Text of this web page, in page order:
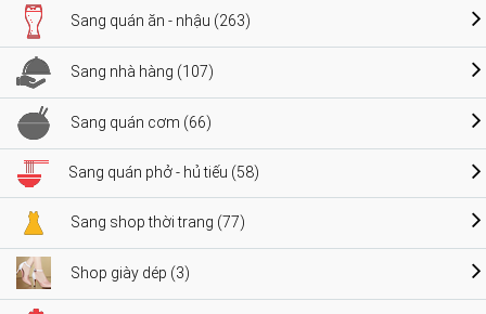
Sang quán ăn - nhậu (263)
Sang nhà hàng (107)
Sang quán cơm (66)
Sang quán phở - hủ tiếu (58)
Sang shop thời trang (77)
Shop giày dép (3)